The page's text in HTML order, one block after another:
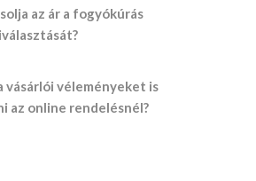
az ár a fogyókúrás
vásárlói véleményeket is
az online rendelésnél?